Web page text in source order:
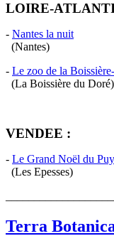
LOIRE-
- Nantes la nuit
(Nantes)
- Le zoo de la
(La Boissière du Doré)
VENDEE :
- Le Grand Noël du
(Les Epesses)
Terra